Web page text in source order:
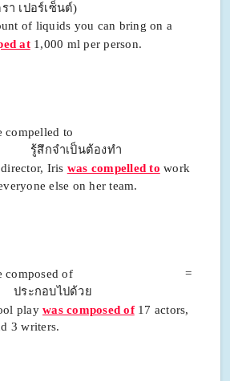
า เปอร์เซ็นต์)
of liquids you can bring on a
at1,000 ml per person.
compelled to
รู้สึกจำเป็นต้องทำ
Iris was compelled to work
else on her team.
composed of =
ะกอบไปด้วย
play was composed of17 actors,
3 writers.